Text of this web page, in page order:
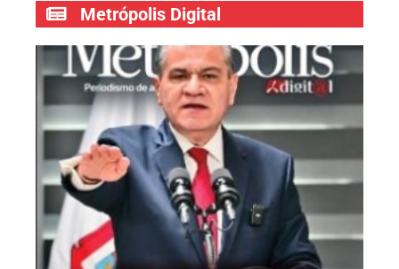
Metrópolis Digital